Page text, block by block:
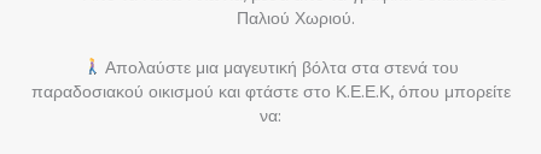
Παλιού Χωριού.
Απολαύστε μια μαγευτική βόλτα στα στενά του
παραδοσιακού οικισμού και φτάστε στο Κ.Ε.Ε.Κ, όπου μπορείτε
να: